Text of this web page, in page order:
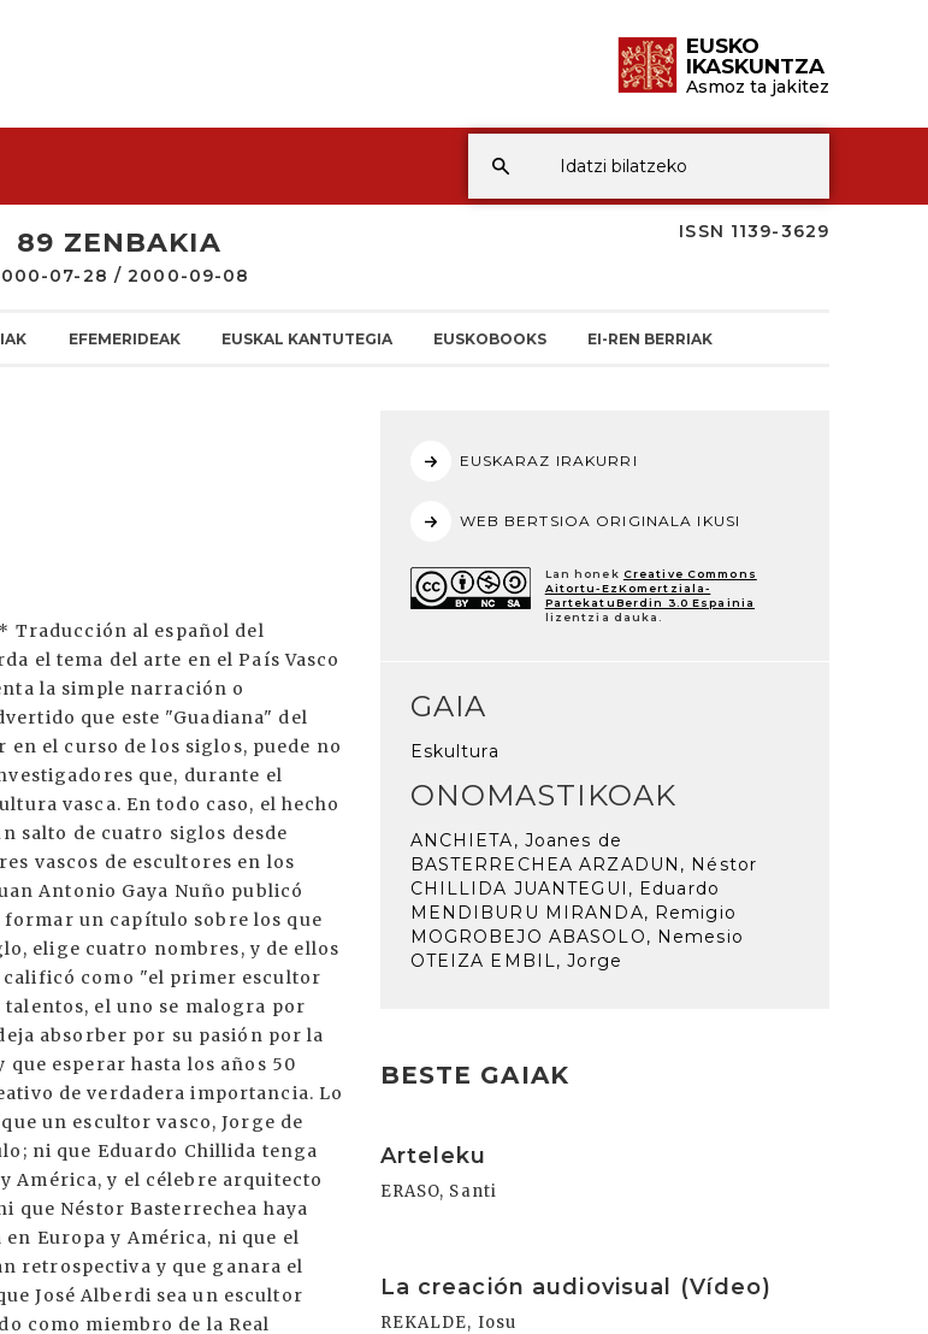
EUSKO
IKASKUNTZA
Asmoz ta jakitez
ISSN 1139-3629
89 ZENBAKIA
07-28 / 2000-09-08
EFEMERIDEAK EUSKAL KANTUTEGIA EUSKOBOOKS EI-REN BERRIAK
Y es con esa tradición artesana con la que parece vincularse gran parte del trabajo de nuestros artistas. Sobre la generación a la que me estoy refiriendo, se puede añadir otra concomitancia con la sensibilidad estética de los años 50 de este siglo: la tendencia a relacionar el arte con el medio social y humano en el que se vive. El arte, según la tendencia más generalizada, debe dar respuesta a las grandes preguntas que plantea la vida social, el medio ambiente, el urbanismo y la ecología. Todo esto, que a mi juicio, explica el éxito logrado por los escultores de la generación a la que me he referido hasta este momento, se problematiza cuando se pasa a la generación siguiente. En la generación de escultores vascos que ha madurado en los últimos 20 años, la creatividad estética se plantea sobre presupuestos sociológicos diferentes. El increíble progreso de los medios de comunicación social han operado una mundialización de la sensibilidad estética en la que apenascabe encuadrar una posible vinculación genética del arte con un medio étnico singularizado. Por otra parte, los escultores de la nueva generación se han despegado de la disciplina oteizana, ciertamente lastrada con una exagerada y mitificada filosofía sobre raíces ancestrales, y han sentido ese despeque como una liberación. Pero habría que ver si esa nueva generación cuyos nombres no necesito explicitar aqui no está cayendo en las redes de un internacionalísmo, tejido de imperativos e intereses muy poco estéticos. Me refiero a la aberrante y monstruosa dependencia del arte de los sistemas comerciales. Una dependencia que ha generado un escepticismo fatal en los críticos más capaces y en los artistas más honrados. A las razones de la verdadera crítica que debiera apoyarse en el análisis intrínseco de las obras, han sustituido , en boca de algunos altos responsables de los grandes montajes artistico políticos, razones como éstas: "Esto es lo que se compra hoy"; "esto es lo que se expone en las salas de Estados Unidos"; "esto es lo que más abunda en los Dokumenta Cassel de Alemania". La autoridad del dólar sustituye a la razón estética. Estas dos leyes Supremas hoy en día la comunicacíon internacional inmediata y la absurda comercialización han hecho que, por lo que se refiere a los artistas más jóvenes, incluidos los profesores de nuestras Escuelas de Bellas Artes, solo se pueda hablar de artistas "nacidos en el País Vasco", pero no de "artistas vascos" como referencia a una obra que testimonia rasgos específicamente étnico culturales. Hace cien años nuestros artistas iban a París porque allí se podían ver obras de Cézanne, Van Gogh y Gauguin, aunque hubiera que pasar hambre como lo habían pasado dichos maestros. Ahora la aspiración de la generación joven de nuestros artistas es desembarcar y hallar un acomodo en el país de los dólares. Juan Plazaola, historiador de arte Fotografías: Enciclopedia Lur "Nosotros Los Vascos" Euskonews & Media 89.zbk (2000 / 7 28
EUSKARAZ IRAKURRI
WEB BERTSIOA ORIGINALA IKUSI
Lan honek Creative Commons
Aitortu-EzKomertziala-
PartekatuBerdin 3.0 Espainia
lizentzia dauka.
GAIA
Eskultura
ONOMASTIKOAK
ANCHIETA, Joanes de
BASTERRECHEA ARZADUN, Néstor
CHILLIDA JUANTEGUI, Eduardo
MENDIBURU MIRANDA, Remigio
MOGROBEJO ABASOLO, Nemesio
OTEIZA EMBIL, Jorge
BESTE GAIAK
Arteleku
ERASO, Santi
La creación audiovisual (Vídeo)
REKALDE, Iosu